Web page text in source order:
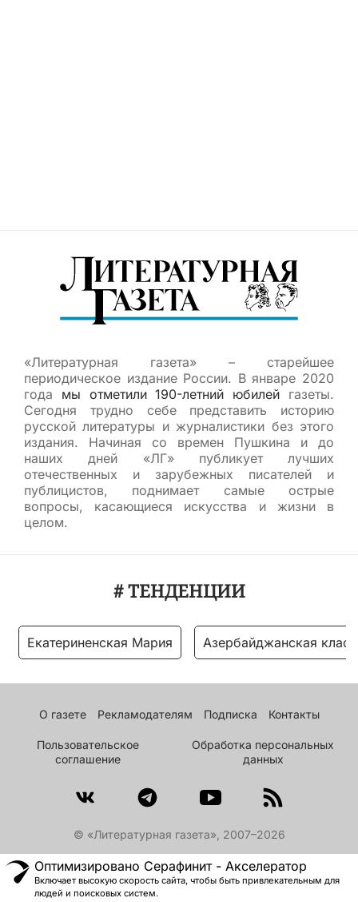
«Литературная газета» – старейшее
периодическое издание России. В январе 2020
года мы отметили 190-летний юбилей газеты.
Сегодня трудно себе представить историю
русской литературы и журналистики без этого
издания. Начиная со времен Пушкина и до
наших дней «ЛГ» публикует лучших
отечественных и зарубежных писателей и
публицистов, поднимает самые острые
вопросы, касающиеся искусства и жизни в
целом.
# ТЕНДЕНЦИИ
Екатериненская Мария Азербайджанская
О газете Рекламодателям Подписка Контакты
Пользовательское
соглашение
Обработка персональных
данных
© «Литературная газета», 2007–2026
Оптимизировано Серафинит - Акселератор
Включает высокую скорость сайта, чтобы быть привлекательным для
людей и поисковых систем.